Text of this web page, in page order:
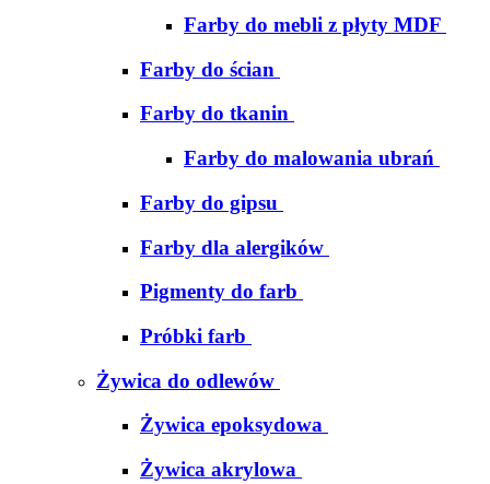
Farby do mebli z płyty MDF
Farby do ścian
Farby do tkanin
Farby do malowania ubrań
Farby do gipsu
Farby dla alergików
Pigmenty do farb
Próbki farb
Żywica do odlewów
Żywica epoksydowa
Żywica akrylowa